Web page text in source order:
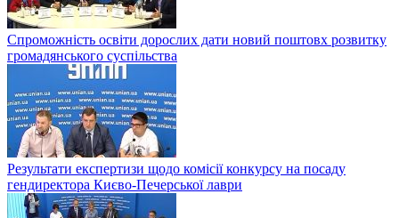
Спроможність освіти дорослих дати новий поштовх розвитку
громадянського суспільства
Результати експертизи щодо комісії конкурсу на посаду
гендиректора Києво-Печерської лаври